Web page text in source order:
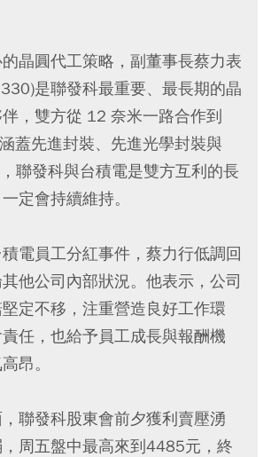
晶圓代工策略，副董事長蔡力表
是聯發科最重要、最長期的晶
，雙方從 12 奈米一路合作到
蓋先進封裝、先進光學封裝與
聯發科與台積電是雙方互利的長
定會持續維持。
電員工分紅事件，蔡力行低調回
他公司內部狀況。他表示，公司
定不移，注重營造良好工作環
任，也給予員工成長與報酬機
昂。
聯發科股東會前夕獲利賣壓湧
周五盤中最高來到4485元，終